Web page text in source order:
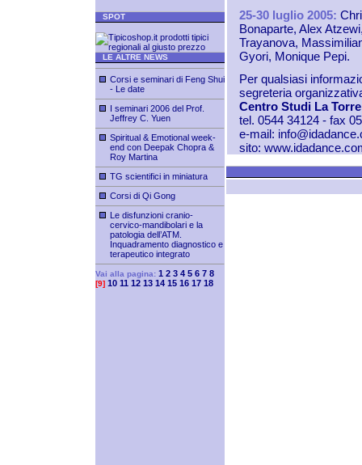
SPOT
LE ALTRE NEWS
Corsi e seminari di Feng Shui
- Le date
I seminari 2006 del Prof.
Jeffrey C. Yuen
Spiritual & Emotional week-
end con Deepak Chopra &
Roy Martina
TG scientifici in miniatura
Corsi di Qi Gong
Le disfunzioni cranio-
cervico-mandibolari e la
patologia dell’ATM.
Inquadramento diagnostico e
terapeutico integrato
Vai alla pagina: 1 2 3 4 5 6 7 8
[9] 10 11 12 13 14 15 16 17 18
25-30 luglio 2005:
Bonaparte, Alex
Trayanova,
Gyori, Monique Pepi.
Per qualsiasi
segreteria
Centro Studi La Torre
tel. 0544 34124 - fax
e-mail:
sito: